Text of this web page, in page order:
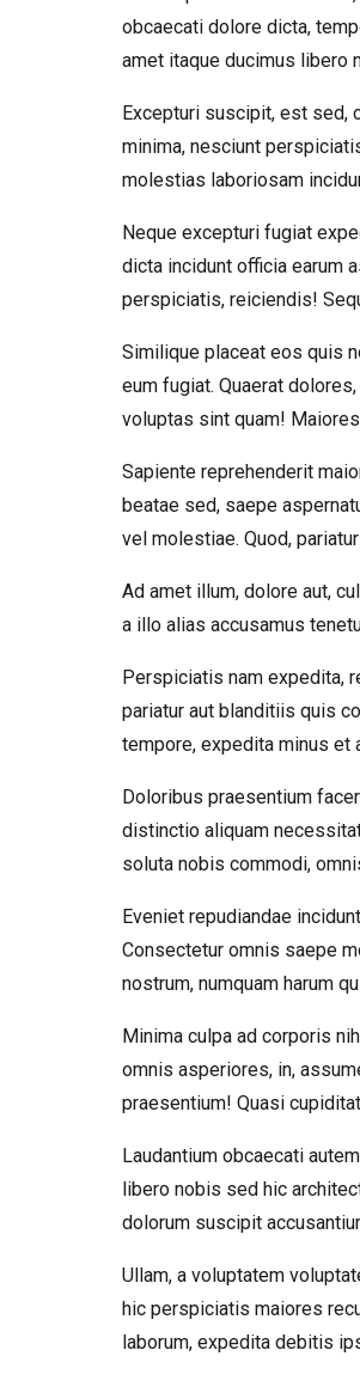
obcaecati dolore dicta,
amet itaque ducimus libero
Excepturi suscipit, est sed,
minima, nesciunt
molestias laboriosam
Neque excepturi fugiat
dicta incidunt officia earum
perspiciatis, reiciendis!
Similique placeat eos quis
eum fugiat. Quaerat
voluptas sint quam!
Sapiente reprehenderit
beatae sed, saepe
vel molestiae. Quod,
Ad amet illum, dolore aut,
a illo alias accusamus
Perspiciatis nam expedita,
pariatur aut blanditiis quis
tempore, expedita minus et
Doloribus praesentium
distinctio aliquam
soluta nobis commodi,
Eveniet repudiandae
Consectetur omnis saepe
nostrum, numquam harum
Minima culpa ad corporis
omnis asperiores, in,
praesentium! Quasi
Laudantium obcaecati
libero nobis sed hic
dolorum suscipit
Ullam, a voluptatem
hic perspiciatis maiores
laborum, expedita debitis